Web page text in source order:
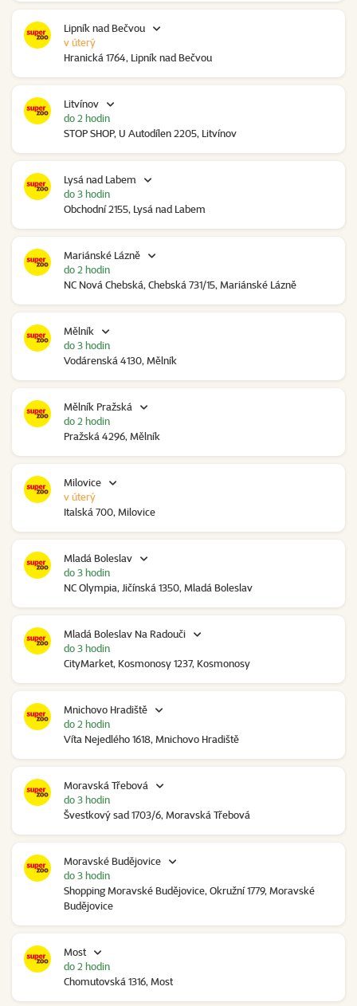
Lipník nad Bečvou
Hranická 1764, Lipník nad Bečvou
v úterý
Litvínov
STOP SHOP, U Autodílen 2205, Litvínov
do 2 hodin
Lysá nad Labem
Obchodní 2155, Lysá nad Labem
do 3 hodin
Mariánské Lázně
NC Nová Chebská, Chebská 731/15, Mariánské Lázně
do 2 hodin
Mělník
Vodárenská 4130, Mělník
do 3 hodin
Mělník Pražská
Pražská 4296, Mělník
do 2 hodin
Milovice
Italská 700, Milovice
v úterý
Mladá Boleslav
NC Olympia, Jičínská 1350, Mladá Boleslav
do 3 hodin
Mladá Boleslav Na Radouči
CityMarket, Kosmonosy 1237, Kosmonosy
do 3 hodin
Mnichovo Hradiště
Víta Nejedlého 1618, Mnichovo Hradiště
do 2 hodin
Moravská Třebová
Švestkový sad 1703/6, Moravská Třebová
do 3 hodin
Moravské Budějovice
Shopping Moravské Budějovice, Okružní 1779, Moravské
Budějovice
do 3 hodin
Most
Chomutovská 1316, Most
do 2 hodin